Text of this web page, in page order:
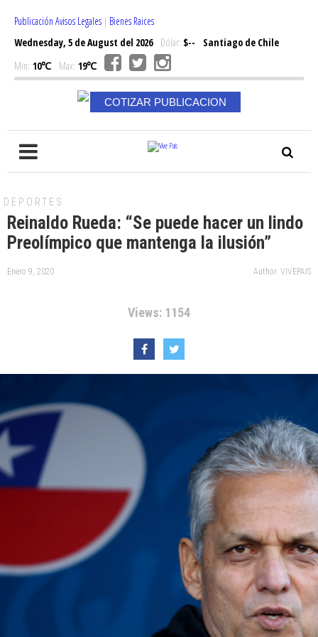
Publicación Avisos Legales | Bienes Raices
Wednesday, 5 de August del 2026Dólar: $--
Santiago de Chile
Min: 10℃ Max: 19℃
COTIZAR PUBLICACION
DEPORTES
Reinaldo Rueda: “Se puede hacer un lindo
Preolímpico que mantenga la ilusión”
Enero 9, 2020 Author: VIVEPAIS
Views: 1154